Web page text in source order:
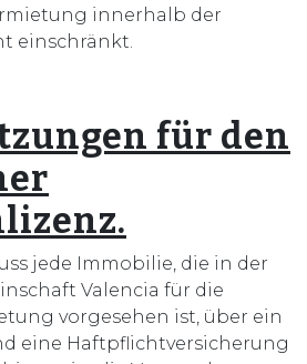
innerhalb der
einschränkt.
für den
jede Immobilie, die in der
Valencia für die
vorgesehen ist, über ein
eine Haftpflichtversicherung